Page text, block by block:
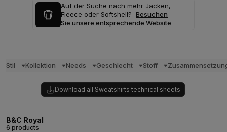
Auf der Suche nach mehr Jacken,
Fleece oder Softshell? Besuchen
Sie unsere entsprechende Website
Stil Kollektion Needs Geschlecht Stoff
Download all Sweatshirts technical sheets
B&C Royal
6 products